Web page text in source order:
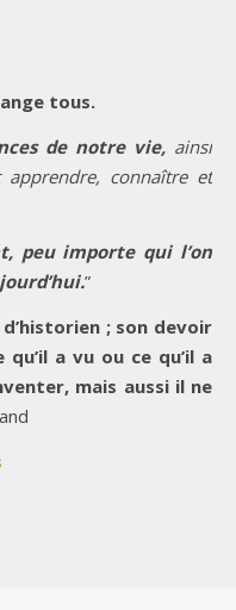
tous.
de notre vie, ainsi
connaître et
peu importe qui l’on
”
; son devoir
a vu ou ce qu’il a
mais aussi il ne